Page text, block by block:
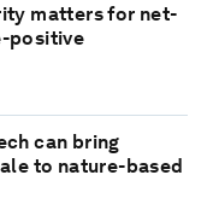
matters for net-
positive
can bring
to nature-based